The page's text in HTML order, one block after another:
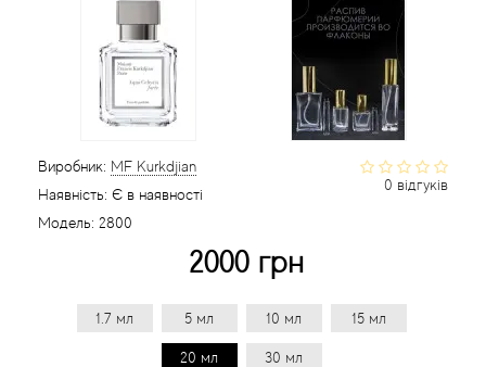
0 відгуків
Виробник: MF Kurkdjian
Наявність: Є в наявності
Модель: 2800
2000 грн
1.7 мл 5 мл 10 мл 15 мл
20 мл 30 мл